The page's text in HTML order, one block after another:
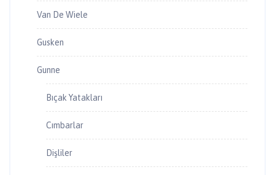
Van De Wiele
Gusken
Gunne
Bıçak Yatakları
Cımbarlar
Dişliler